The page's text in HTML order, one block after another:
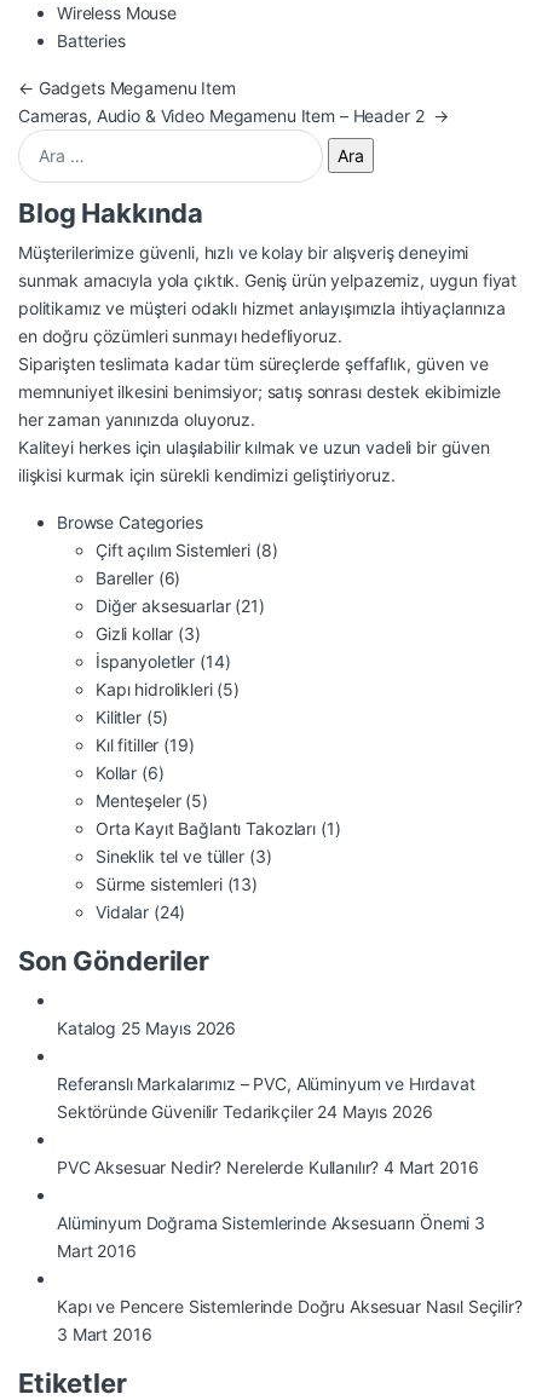
Wireless Mouse
Batteries
Yazı gezinmesi
← Gadgets Megamenu Item
Cameras, Audio & Video Megamenu Item – Header 2 →
Arama:
Blog Hakkında
Müşterilerimize güvenli, hızlı ve kolay bir alışveriş deneyimi
sunmak amacıyla yola çıktık. Geniş ürün yelpazemiz, uygun fiyat
politikamız ve müşteri odaklı hizmet anlayışımızla ihtiyaçlarınıza
en doğru çözümleri sunmayı hedefliyoruz.
Siparişten teslimata kadar tüm süreçlerde şeffaflık, güven ve
memnuniyet ilkesini benimsiyor; satış sonrası destek ekibimizle
her zaman yanınızda oluyoruz.
Kaliteyi herkes için ulaşılabilir kılmak ve uzun vadeli bir güven
ilişkisi kurmak için sürekli kendimizi geliştiriyoruz.
Browse Categories
Çift açılım Sistemleri (8)
Bareller (6)
Diğer aksesuarlar (21)
Gizli kollar (3)
İspanyoletler (14)
Kapı hidrolikleri (5)
Kilitler (5)
Kıl fitiller (19)
Kollar (6)
Menteşeler (5)
Orta Kayıt Bağlantı Takozları (1)
Sineklik tel ve tüller (3)
Sürme sistemleri (13)
Vidalar (24)
Son Gönderiler
Katalog 25 Mayıs 2026
Referanslı Markalarımız – PVC, Alüminyum ve Hırdavat
Sektöründe Güvenilir Tedarikçiler 24 Mayıs 2026
PVC Aksesuar Nedir? Nerelerde Kullanılır? 4 Mart 2016
Alüminyum Doğrama Sistemlerinde Aksesuarın Önemi 3
Mart 2016
Kapı ve Pencere Sistemlerinde Doğru Aksesuar Nasıl Seçilir?
3 Mart 2016
Etiketler